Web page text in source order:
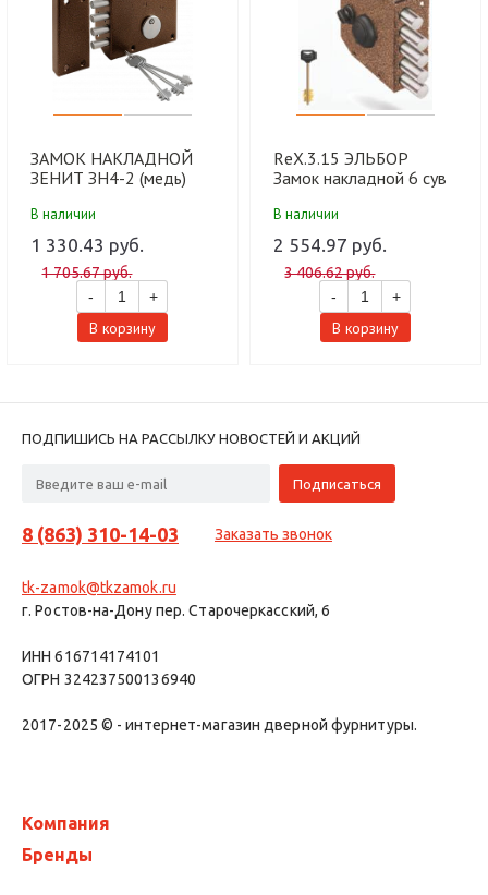
ЗАМОК НАКЛАДНОЙ
ЗЕНИТ ЗН4-2 (медь)
В наличии
1 330.43 руб.
1 705.67 руб.
-
+
В корзину
RеХ.3.15 ЭЛЬБОР
Замок накладной 6 сув
цинк задвиж с штор
медный антик(10шт)
В наличии
2 554.97 руб.
3 406.62 руб.
-
+
В корзину
ПОДПИШИСЬ НА РАССЫЛКУ НОВОСТЕЙ И АКЦИЙ
8 (863) 310-14-03 Заказать звонок
tk-zamok@tkzamok.ru
г. Ростов-на-Дону пер. Старочеркасский, 6
ИНН 616714174101
ОГРН 324237500136940
2017-2025 © - интернет-магазин дверной фурнитуры.
Компания
Бренды